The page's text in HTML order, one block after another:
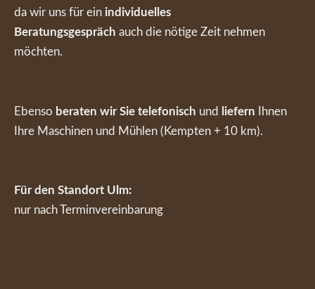
da wir uns für ein individuelles
Beratungsgespräch auch die nötige Zeit nehmen
möchten.
Ebenso beraten wir Sie telefonisch und liefern Ihnen
Ihre Maschinen und Mühlen (Kempten + 10 km).
Für den Standort Ulm:
nur nach Terminvereinbarung